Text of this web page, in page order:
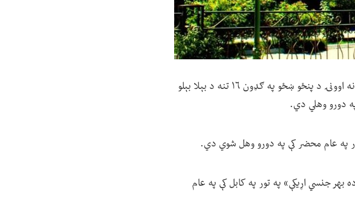
د طالبانو د سترې محمکې له لوري د خپرې شوې اعلامیې پر اساس، دغه ډلې روانه اوونۍ د پنځو ښځو په ګډون ۱۶ تنه د بېلا بېلو
دورو وهلي دي.
په عام محضر کې په دورو وهل شوي دي.
له واده بهر جنسي اړیکې» په تور په کابل کې په عام